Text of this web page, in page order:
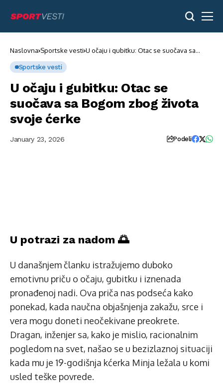
Naslovna Sportske vesti U očaju i gubitku: Otac se suočava sa
Sportske vesti
U očaju i gubitku: Otac se
suočava sa Bogom zbog života
svoje ćerke
January 23, 2026 Podeli
U potrazi za nadom 🌅
U današnjem članku istražujemo duboko
emotivnu priču o očaju, gubitku i iznenada
pronađenoj nadi. Ova priča nas podseća kako
ponekad, kada naučna objašnjenja zakažu, srce i
vera mogu doneti neočekivane preokrete.
Dragan, inženjer sa, kako je mislio, racionalnim
pogledom na svet, našao se u bezizlaznoj situaciji
kada mu je 19-godišnja kćerka Minja ležala u komi
usled teške povrede.